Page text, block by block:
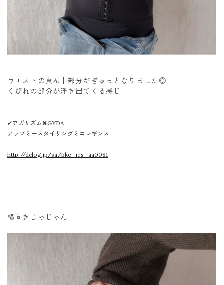
ウエストの真ん中部分がぎゅっとなりました◎
くびれの部分が浮き出てくる感じ
✔︎アガリズム✖︎GYDA
アップミースタイリングミニレギンス
http://dclog.jp/sa/bke_rrs_aa0081
横向きじゃじゃん